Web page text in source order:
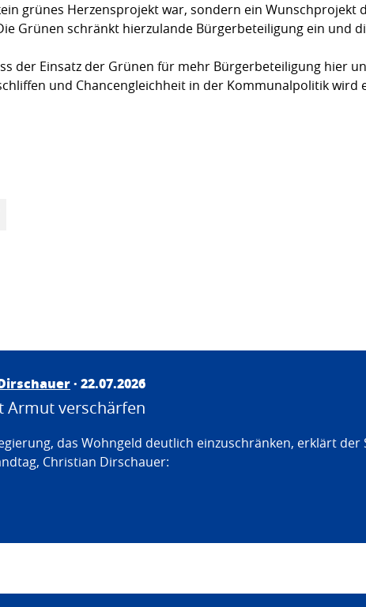
grünes Herzensprojekt war, sondern ein Wunschprojekt
Grünen schränkt hierzulande Bürgerbeteiligung ein und
der Einsatz der Grünen für mehr Bürgerbeteiligung hier
und Chancengleichheit in der Kommunalpolitik wird
· 22.07.2026
Armut verschärfen
das Wohngeld deutlich einzuschränken, erklärt der
Christian Dirschauer: